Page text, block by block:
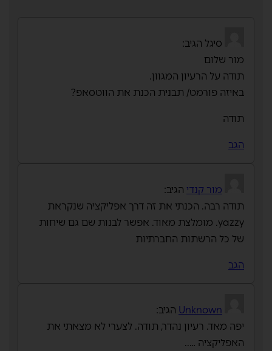
סיגל הגיב:
מור שלום
תודה על הרעיון המגוון.
באיזה פורמט/ תבנית הכנת את הווטסאפ?
תודה
הגב
מור קנדי הגיב:
תודה רבה. הכנתי את זה דרך אפליקציה שנקראת
yazzy. מומלצת מאוד. אפשר לבנות שם גם שיחות
של כל הרשתות החברתיות
הגב
Unknown הגיב:
יפה מאד. רעיון נהדר, תודה. לצערי לא מצאתי את
האפליקציה …..